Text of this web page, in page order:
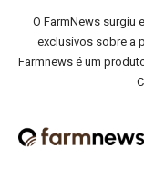
O FarmNews surgiu
exclusivos sobre a
Farmnews é um